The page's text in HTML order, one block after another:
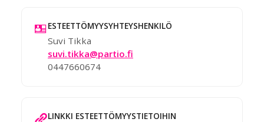
ESTEETTÖMYYSYHTEYSHENKILÖ
Suvi Tikka
suvi.tikka@partio.fi
0447660674
LINKKI ESTEETTÖMYYSTIETOIHIN